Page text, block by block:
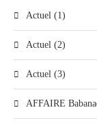
Actuel (1)
Actuel (2)
Actuel (3)
AFFAIRE